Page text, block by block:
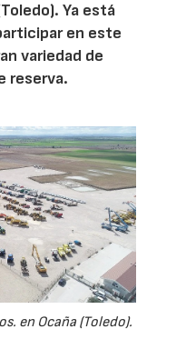
Ya está
en este
variedad de
reserva.
en Ocaña (Toledo).